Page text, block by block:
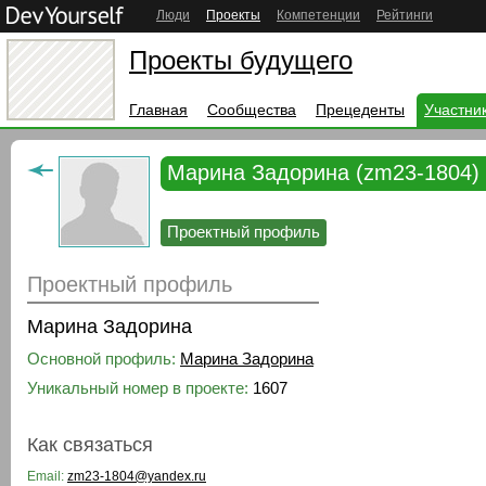
Люди Проекты Компетенции Рейтинги
Проекты будущего
Главная Сообщества Прецеденты
Марина Задорина (zm23-1804)
Проектный профиль
Проектный профиль
Марина Задорина
Основной профиль: Марина Задорина
Уникальный номер в проекте: 1607
Как связаться
Email: zm23-1804@yandex.ru